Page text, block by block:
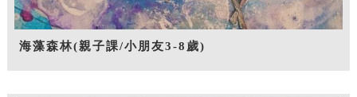
海藻森林(親子課/小朋友3-8歲)